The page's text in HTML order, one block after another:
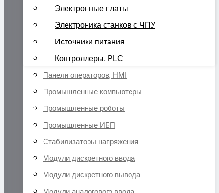
Электронные платы
Электроника станков с ЧПУ
Источники питания
Контроллеры, PLC
Панели операторов, HMI
Промышленные компьютеры
Промышленные роботы
Промышленные ИБП
Стабилизаторы напряжения
Модули дискретного ввода
Модули дискретного вывода